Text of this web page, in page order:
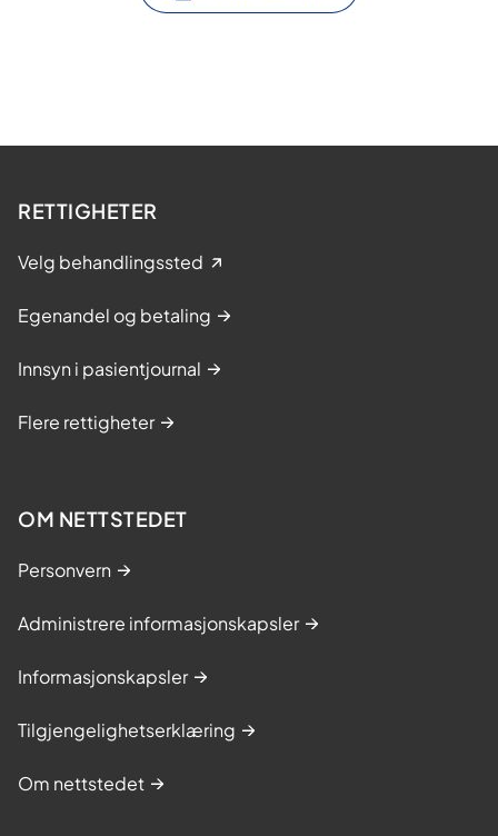
RETTIGHETER
Velg behandlingssted
Egenandel og betaling
Innsyn i pasientjournal
Flere rettigheter
OM NETTSTEDET
Personvern
Administrere informasjonskapsler
Informasjonskapsler
Tilgjengelighetserklæring
Om nettstedet